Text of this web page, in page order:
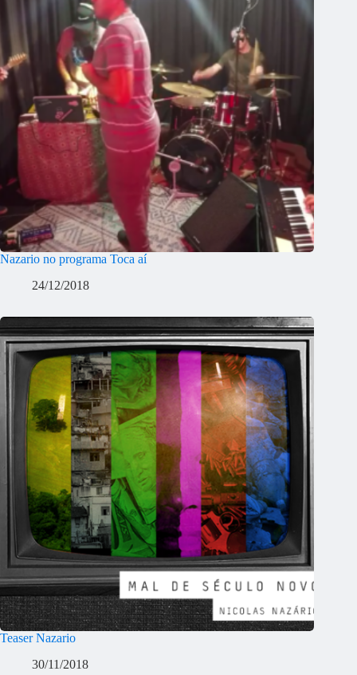
Nazario no programa Toca aí
24/12/2018
Teaser Nazario
30/11/2018